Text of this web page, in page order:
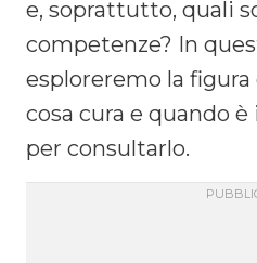
e, soprattutto, quali
competenze? In
esploreremo la
cosa cura e quando
per consultarlo.